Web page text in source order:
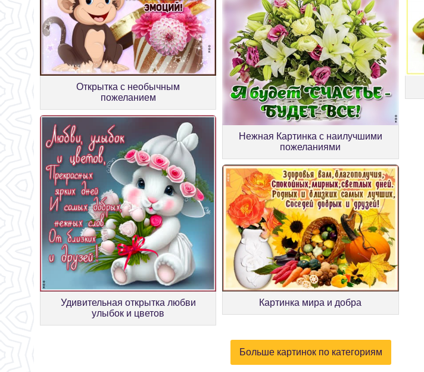
Открытка с необычным
пожеланием
Нежная Картинка с наилучшими
пожеланиями
Удивительная открытка любви
улыбок и цветов
Картинка мира и добра
Больше картинок по категориям